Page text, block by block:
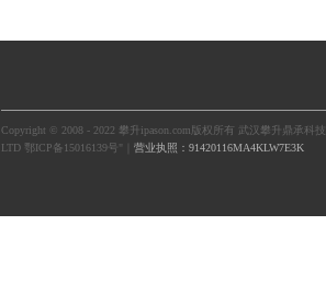
Copyright © 2008 - 2022 攀升ipason.com版权所有 武汉攀升鼎承科
LTD 鄂ICP备15016139号"｜ 营业执照：91420116MA4KLW7E3K